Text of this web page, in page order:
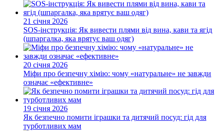
21 січня 2026
SOS-інструкція: Як вивести плями від вина, кави та ягід
(шпаргалка, яка врятує ваш одяг)
20 січня 2026
Міфи про безпечну хімію: чому «натуральне» не завжди
означає «ефективне»
19 січня 2026
Як безпечно помити іграшки та дитячий посуд: гід для
турботливих мам